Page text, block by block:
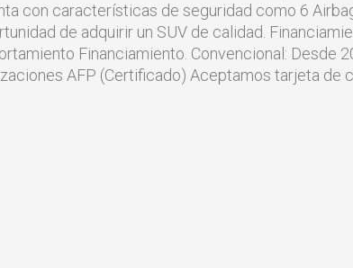
con características de seguridad como 6
de adquirir un SUV de calidad.
Financiamiento. Convencional: Desde
AFP (Certificado) Aceptamos tarjeta de